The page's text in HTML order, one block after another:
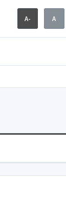
A- A